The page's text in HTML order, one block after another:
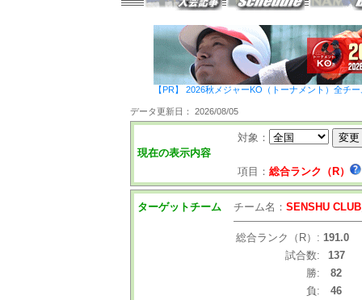
【PR】 2026秋メジャーKO（トーナメント）全チ
データ更新日： 2026/08/05
現在の表示内容
対象：
項目： 総合ランク（R）
ターゲットチーム チーム名： SENSHU CLUB
総合ランク（R）: 191.0
試合数:
137
勝:
82
負:
46